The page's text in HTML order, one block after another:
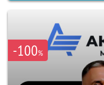
-100%